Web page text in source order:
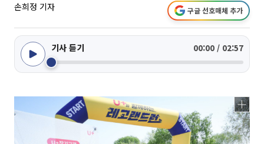
손희정 기자 구글 선호매체 추가
기사 듣기 00:00 / 02:57